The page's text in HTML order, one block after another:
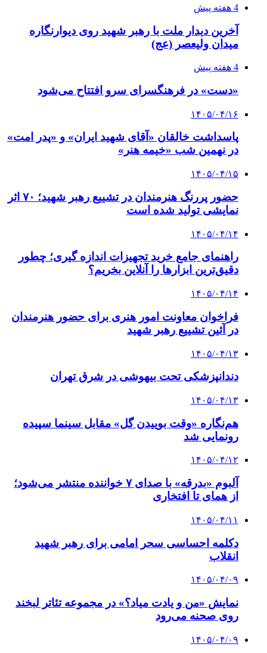
4 هفته پیش
آخرین دیدار ملت با رهبر شهید روی دیوارنگاره
میدان ولیعصر (عج)
4 هفته پیش
«دست» در فرهنگسرای سرو افتتاح می‌شود
۱۴۰۵/۰۴/۱۶
پاسداشت خالقان «آقای شهید ایران» و «پدر امت»
در نهمین شب «خیمه هنر»
۱۴۰۵/۰۴/۱۵
حضور پررنگ هنرمندان در تشییع رهبر شهید؛ ۷۰ اثر
نمایشی تولید شده است
۱۴۰۵/۰۴/۱۴
راهنمای جامع خرید تجهیزات اندازه گیری؛ چطور
دقیق‌ترین ابزارها را آنلاین بخریم؟
۱۴۰۵/۰۴/۱۴
فراخوان معاونت امور هنری برای حضور هنرمندان
در آئین تشییع رهبر شهید
۱۴۰۵/۰۴/۱۳
دندانپزشکی تحت بیهوشی در شرق تهران
۱۴۰۵/۰۴/۱۳
هم‌نگاره «وقت بوییدن گل» مقابل سینما سپیده
رونمایی شد
۱۴۰۵/۰۴/۱۲
آلبوم «بدرقه» با صدای ۷ خواننده منتشر می‌شود؛
از همای تا افتخاری
۱۴۰۵/۰۴/۱۱
دکلمه‌ احساسی سحر امامی برای رهبر شهید
انقلاب
۱۴۰۵/۰۴/۰۹
نمایش «من و یادت میاد؟» در مجموعه تئاتر لبخند
روی صحنه می‌رود
۱۴۰۵/۰۴/۰۹